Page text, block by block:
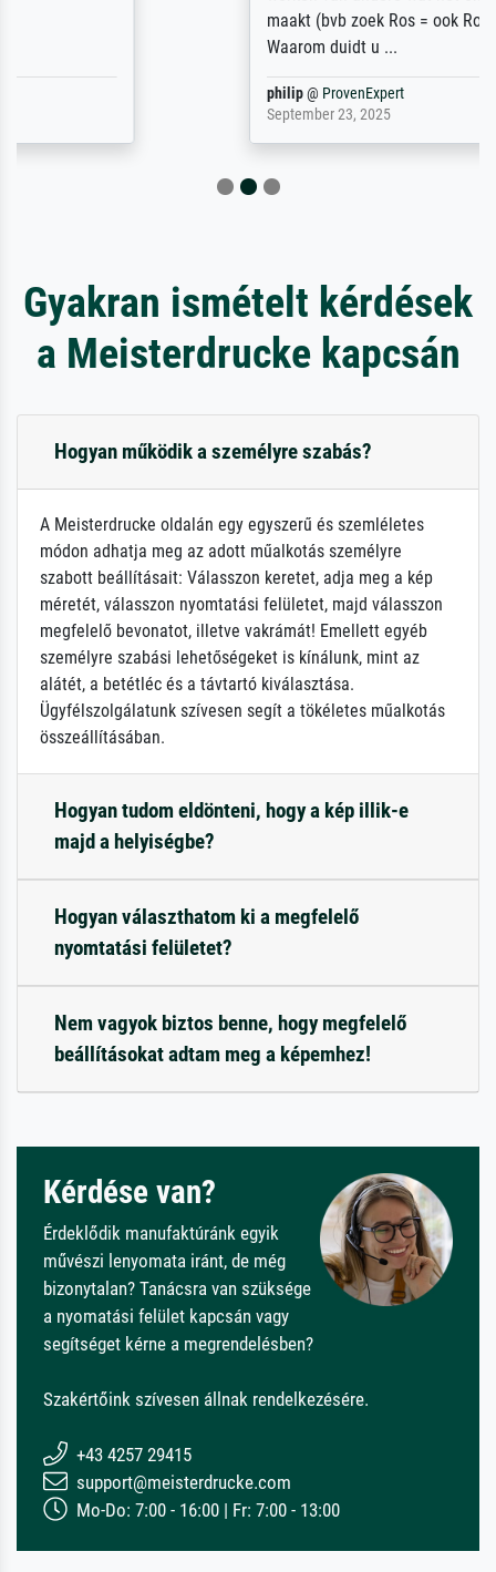
maakt (bvb zoek Ros = ook Rops, Rose etc).
Gyakran ismételt kérdések
a Meisterdrucke kapcsán
Hogyan működik a személyre szabás?
A Meisterdrucke oldalán egy egyszerű és szemléletes
módon adhatja meg az adott műalkotás személyre
szabott beállításait: Válasszon keretet, adja meg a kép
méretét, válasszon nyomtatási felületet, majd válasszon
megfelelő bevonatot, illetve vakrámát! Emellett egyéb
személyre szabási lehetőségeket is kínálunk, mint az
alátét, a betétléc és a távtartó kiválasztása.
Ügyfélszolgálatunk szívesen segít a tökéletes műalkotás
összeállításában.
Hogyan tudom eldönteni, hogy a kép illik-e
majd a helyiségbe?
Hogyan választhatom ki a megfelelő
nyomtatási felületet?
Nem vagyok biztos benne, hogy megfelelő
beállításokat adtam meg a képemhez!
Kérdése van?
Érdeklődik manufaktúránk egyik
művészi lenyomata iránt, de még
bizonytalan? Tanácsra van szüksége
a nyomatási felület kapcsán vagy
segítséget kérne a megrendelésben?
Szakértőink szívesen állnak rendelkezésére.
+43 4257 29415
support@meisterdrucke.com
Mo-Do: 7:00 - 16:00 | Fr: 7:00 - 13:00